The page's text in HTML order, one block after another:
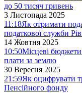
до 50 тисяч гривень
3 Листопада 2025
11:18Як отримати
податкової служби
14 Жовтня 2025
10:50Місцеві
плати за землю
30 Вересня 2025
21:59Як оцифрувати
Пенсійного фонду